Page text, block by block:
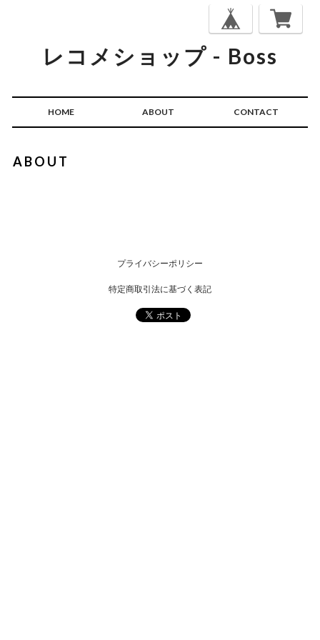
レコメショップ - Boss
HOME ABOUT CONTACT
ABOUT
プライバシーポリシー
特定商取引法に基づく表記